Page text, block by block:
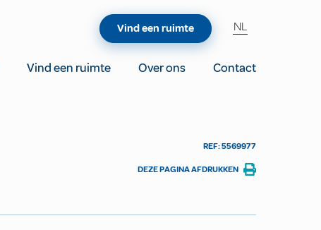
Vind een ruimte Over ons
Contact
Vind een ruimte NL
REF: 5569977
DEZE PAGINA AFDRUKKEN